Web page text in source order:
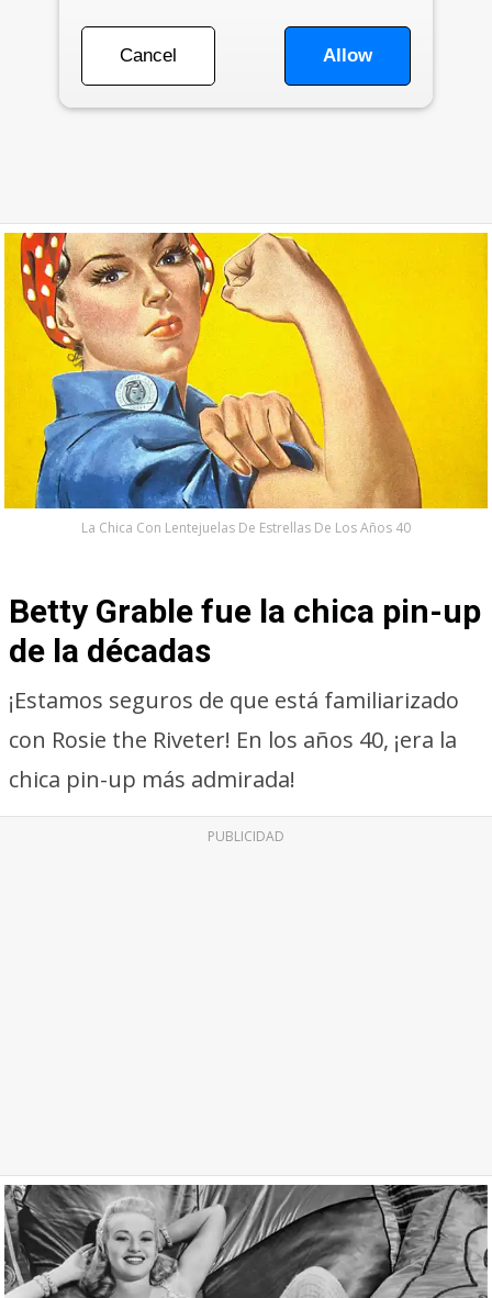
La Chica Con Lentejuelas De Estrellas De Los Años 40
Betty Grable fue la chica pin-up
de la décadas
¡Estamos seguros de que está familiarizado
con Rosie the Riveter! En los años 40, ¡era la
chica pin-up más admirada!
PUBLICIDAD
Cancel Allow